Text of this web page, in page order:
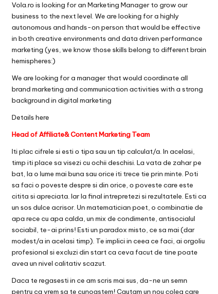
Vola.ro is looking for an Marketing Manager to grow our
business to the next level. We are looking for a highly
autonomous and hands-on person that would be effective
in both creative environments and data driven performance
marketing (yes, we know those skills belong to different brain
hemispheres:)
We are looking for a manager that would coordinate all
brand marketing and communication activities with a strong
background in digital marketing
Details here
Head of Affiliate& Content Marketing Team
Iti plac cifrele si esti o tipa sau un tip calculat/a. In acelasi,
timp iti place sa visezi cu ochii deschisi. La vata de zahar pe
bat, la o lume mai buna sau orice iti trece tie prin minte. Poti
sa faci o poveste despre si din orice, o poveste care este
citita si apreciata. Iar la final intrepretezi si rezultatele. Esti ca
un sos dulce acrisor. Un matematician poet, o combinatie de
apa rece cu apa calda, un mix de condimente, antisocialul
sociabil, te-ai prins! Esti un paradox misto, ce sa mai (dar
modest/a in acelasi timp). Te implici in ceea ce faci, ai orgoliu
profesional si excluzi din start ca ceva facut de tine poate
avea un nivel calitativ scazut.
Daca te regasesti in ce am scris mai sus, da-ne un semn
pentru ca vrem sa te cunoastem! Cautam un nou coleg care